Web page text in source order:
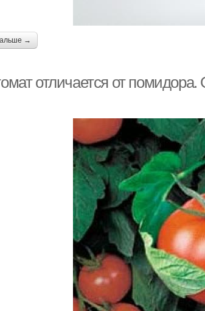
→
отличается от